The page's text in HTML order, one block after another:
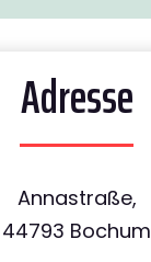
Adresse
Annastraße,
44793 Bochum